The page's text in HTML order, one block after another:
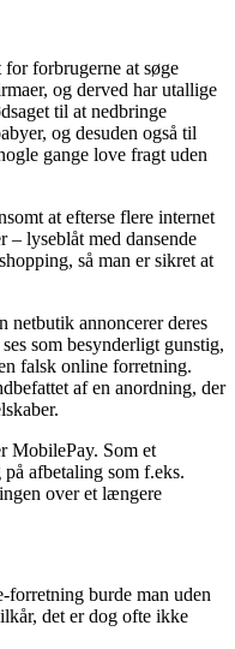
forbrugerne at søge
og derved har utallige
til at nedbringe
og desuden også til
gange love fragt uden
at efterse flere internet
– lyseblåt med dansende
så man er sikret at
netbutik annoncerer deres
som besynderligt gunstig,
falsk online forretning.
af en anordning, der
MobilePay. Som et
afbetaling som f.eks.
over et længere
burde man uden
det er dog ofte ikke